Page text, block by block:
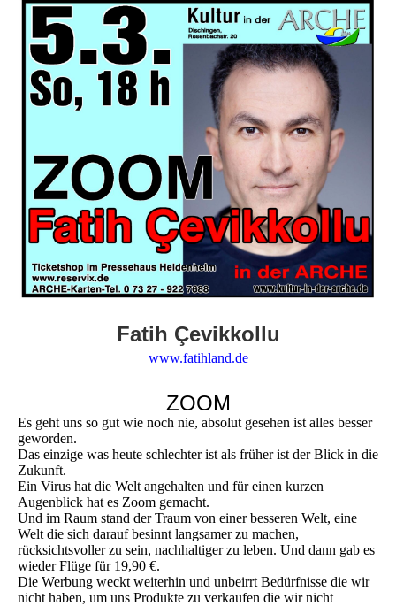
Fatih Çevikkollu
www.fatihland.de
ZOOM
Es geht uns so gut wie noch nie, absolut gesehen ist alles besser
geworden.
Das einzige was heute schlechter ist als früher ist der Blick in die
Zukunft.
Ein Virus hat die Welt angehalten und für einen kurzen
Augenblick hat es Zoom gemacht.
Und im Raum stand der Traum von einer besseren Welt, eine
Welt die sich darauf besinnt langsamer zu machen,
rücksichtsvoller zu sein, nachhaltiger zu leben. Und dann gab es
wieder Flüge für 19,90 €.
Die Werbung weckt weiterhin und unbeirrt Bedürfnisse die wir
nicht haben, um uns Produkte zu verkaufen die wir nicht